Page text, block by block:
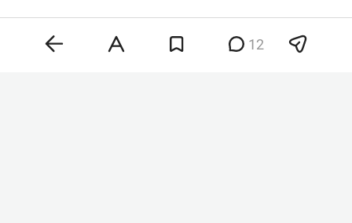
Комментарии 12
12